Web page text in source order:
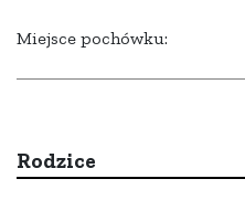
Miejsce pochówku:
Rodzice